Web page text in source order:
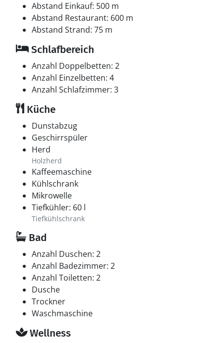
Abstand Einkauf: 500 m
Abstand Restaurant: 600 m
Abstand Strand: 75 m
Schlafbereich
Anzahl Doppelbetten: 2
Anzahl Einzelbetten: 4
Anzahl Schlafzimmer: 3
Küche
Dunstabzug
Geschirrspüler
Herd
Holzherd
Kaffeemaschine
Kühlschrank
Mikrowelle
Tiefkühler: 60 l
Tiefkühlschrank
Bad
Anzahl Duschen: 2
Anzahl Badezimmer: 2
Anzahl Toiletten: 2
Dusche
Trockner
Waschmaschine
Wellness